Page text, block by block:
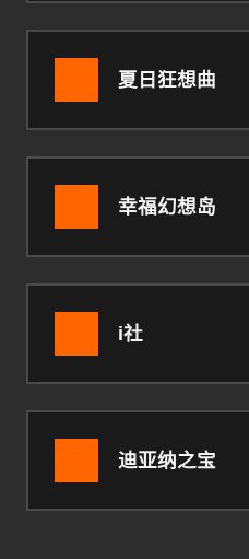
夏日狂想曲
幸福幻想岛
i社
迪亚纳之宝